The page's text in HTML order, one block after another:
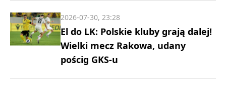
El do LK: Polskie kluby grają dalej!
Wielki mecz Rakowa, udany
pościg GKS-u
2026-07-30, 23:28